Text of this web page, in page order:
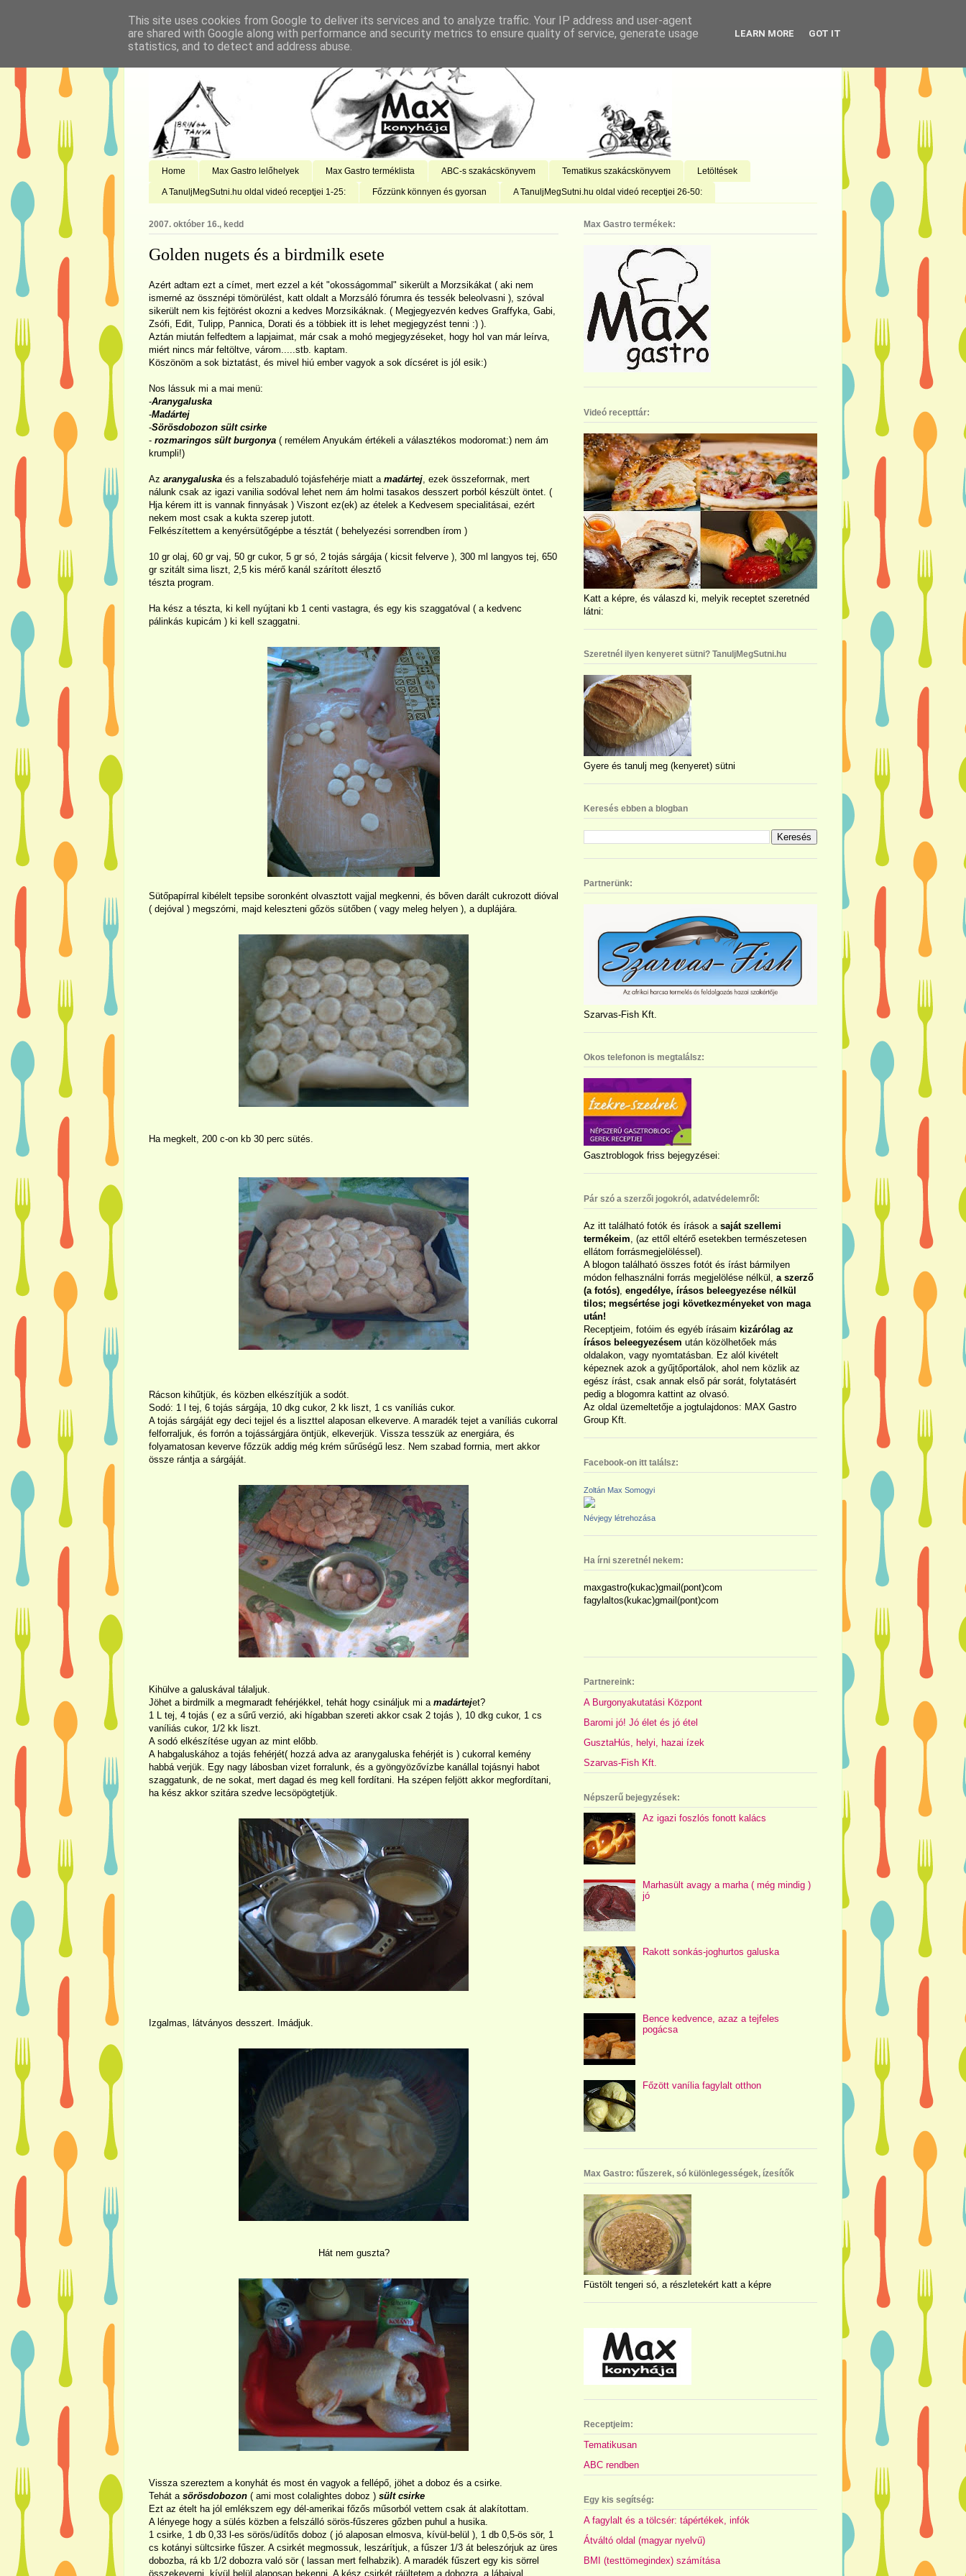
Home Max Gastro lelőhelyek Max Gastro terméklista ABC-s szakácskönyvem Tematikus szakácskönyvem Letöltések
A TanuljMegSutni.hu oldal videó receptjei 1-25: Főzzünk könnyen és gyorsan A TanuljMegSutni.hu oldal videó receptjei 26-50:
2007. október 16., kedd
Golden nugets és a birdmilk esete
Azért adtam ezt a címet, mert ezzel a két "okosságommal" sikerült a Morzsikákat ( aki nem
ismerné az össznépi tömörülést, katt oldalt a Morzsáló fórumra és tessék beleolvasni ), szóval
sikerült nem kis fejtörést okozni a kedves Morzsikáknak. ( Megjegyezvén kedves Graffyka, Gabi,
Zsófi, Edit, Tulipp, Pannica, Dorati és a többiek itt is lehet megjegyzést tenni :) ).
Aztán miután felfedtem a lapjaimat, már csak a mohó megjegyzéseket, hogy hol van már leírva,
miért nincs már feltöltve, várom.....stb. kaptam.
Köszönöm a sok biztatást, és mivel hiú ember vagyok a sok dícséret is jól esik:)
Nos lássuk mi a mai menü:
-Aranygaluska
-Madártej
-Sörösdobozon sült csirke
- rozmaringos sült burgonya ( remélem Anyukám értékeli a választékos modoromat:) nem ám
krumpli!)
Az aranygaluska és a felszabaduló tojásfehérje miatt a madártej , ezek összeforrnak, mert
nálunk csak az igazi vanilia sodóval lehet nem ám holmi tasakos desszert porból készült öntet. (
Hja kérem itt is vannak finnyásak ) Viszont ez(ek) az ételek a Kedvesem specialitásai, ezért
nekem most csak a kukta szerep jutott.
Felkészítettem a kenyérsütőgépbe a tésztát ( behelyezési sorrendben írom )
10 gr olaj, 60 gr vaj, 50 gr cukor, 5 gr só, 2 tojás sárgája ( kicsit felverve ), 300 ml langyos tej, 650
gr szitált sima liszt, 2,5 kis mérő kanál szárított élesztő
tészta program.
Ha kész a tészta, ki kell nyújtani kb 1 centi vastagra, és egy kis szaggatóval ( a kedvenc
pálinkás kupicám ) ki kell szaggatni.
Sütőpapírral kibélelt tepsibe soronként olvasztott vajjal megkenni, és bőven darált cukrozott dióval
( dejóval ) megszórni, majd keleszteni gőzös sütőben ( vagy meleg helyen ), a duplájára.
Ha megkelt, 200 c-on kb 30 perc sütés.
Rácson kihűtjük, és közben elkészítjük a sodót.
Sodó: 1 l tej, 6 tojás sárgája, 10 dkg cukor, 2 kk liszt, 1 cs vaníliás cukor.
A tojás sárgáját egy deci tejjel és a liszttel alaposan elkeverve. A maradék tejet a vaníliás cukorral
felforraljuk, és forrón a tojássárgjára öntjük, elkeverjük. Vissza tesszük az energiára, és
folyamatosan keverve főzzük addig még krém sűrűségű lesz. Nem szabad forrnia, mert akkor
össze rántja a sárgáját.
Kihülve a galuskával tálaljuk.
Jöhet a birdmilk a megmaradt fehérjékkel, tehát hogy csináljuk mi a madártejet?
1 L tej, 4 tojás ( ez a sűrű verzió, aki hígabban szereti akkor csak 2 tojás ), 10 dkg cukor, 1 cs
vaníliás cukor, 1/2 kk liszt.
A sodó elkészítése ugyan az mint előbb.
A habgaluskához a tojás fehérjét( hozzá adva az aranygaluska fehérjét is ) cukorral kemény
habbá verjük. Egy nagy lábosban vizet forralunk, és a gyöngyözővízbe kanállal tojásnyi habot
szaggatunk, de ne sokat, mert dagad és meg kell fordítani. Ha szépen feljött akkor megfordítani,
ha kész akkor szitára szedve lecsöpögtetjük.
Izgalmas, látványos desszert. Imádjuk.
Hát nem guszta?
Vissza szereztem a konyhát és most én vagyok a fellépő, jöhet a doboz és a csirke.
Tehát a sörösdobozon ( ami most colalightes doboz ) sült csirke
Ezt az ételt ha jól emlékszem egy dél-amerikai főzős műsorból vettem csak át alakítottam.
A lényege hogy a sülés közben a felszálló sörös-fűszeres gőzben puhul a husika.
1 csirke, 1 db 0,33 l-es sörös/üdítős doboz ( jó alaposan elmosva, kívül-belül ), 1 db 0,5-ös sör, 1
cs kotányi sültcsirke fűszer. A csirkét megmossuk, leszárítjuk, a fűszer 1/3 át beleszórjuk az üres
dobozba, rá kb 1/2 dobozra való sör ( lassan mert felhabzik). A maradék fűszert egy kis sörrel
összekeverni, kívül belül alaposan bekenni. A kész csirkét ráültetem a dobozra, a lábaival
Max Gastro termékek:
Videó recepttár:
Katt a képre, és válaszd ki, melyik receptet szeretnéd
látni:
Szeretnél ilyen kenyeret sütni? TanuljMegSutni.hu
Gyere és tanulj meg (kenyeret) sütni
Keresés ebben a blogban
Partnerünk:
Szarvas-Fish Kft.
Okos telefonon is megtalálsz:
Gasztroblogok friss bejegyzései:
Pár szó a szerzői jogokról, adatvédelemről:
Az itt található fotók és írások a saját szellemi
termékeim , (az ettől eltérő esetekben természetesen
ellátom forrásmegjelöléssel).
A blogon található összes fotót és írást bármilyen
módon felhasználni forrás megjelölése nélkül, a szerző
(a fotós) engedélye, írásos beleegyezése nélkül
tilos; megsértése jogi következményeket von maga
után!
Receptjeim, fotóim és egyéb írásaim kizárólag az
írásos beleegyezésem után közölhetőek más
oldalakon, vagy nyomtatásban. Ez alól kivételt
képeznek azok a gyűjtőportálok, ahol nem közlik az
egész írást, csak annak első pár sorát, folytatásért
pedig a blogomra kattint az olvasó.
Az oldal üzemeltetője a jogtulajdonos: MAX Gastro
Group Kft.
Facebook-on itt találsz:
Zoltán Max Somogyi
Névjegy létrehozása
Ha írni szeretnél nekem:
maxgastro(kukac)gmail(pont)com
fagylaltos(kukac)gmail(pont)com
Partnereink:
A Burgonyakutatási Központ
Baromi jó! Jó élet és jó étel
GusztaHús, helyi, hazai ízek
Szarvas-Fish Kft.
Népszerű bejegyzések:
Az igazi foszlós fonott kalács
Marhasült avagy a marha ( még mindig )
jó
Rakott sonkás-joghurtos galuska
Bence kedvence, azaz a tejfeles
pogácsa
Főzött vanília fagylalt otthon
Max Gastro: fűszerek, só különlegességek, ízesítők
Füstölt tengeri só, a részletekért katt a képre
Receptjeim:
Tematikusan
ABC rendben
Egy kis segítség:
A fagylalt és a tölcsér: tápértékek, infók
Átváltó oldal (magyar nyelvű)
BMI (testtömegindex) számítása
This site uses cookies from Google to deliver its services and to analyze traffic. Your IP address and user-agent
are shared with Google along with performance and security metrics to ensure quality of service, generate usage
statistics, and to detect and address abuse.
LEARN MORE GOT IT